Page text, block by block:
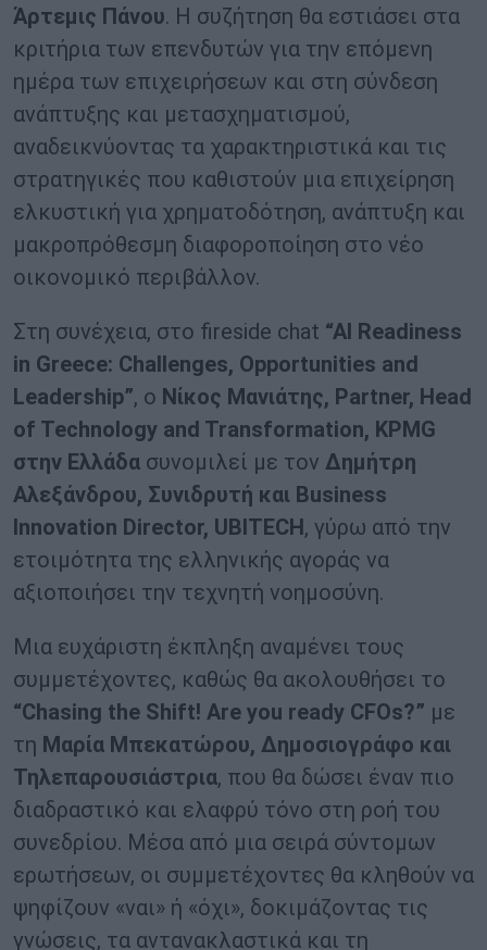
Άρτεμις Πάνου. Η συζήτηση θα εστιάσει στα
κριτήρια των επενδυτών για την επόμενη
ημέρα των επιχειρήσεων και στη σύνδεση
ανάπτυξης και μετασχηματισμού,
αναδεικνύοντας τα χαρακτηριστικά και τις
στρατηγικές που καθιστούν μια επιχείρηση
ελκυστική για χρηματοδότηση, ανάπτυξη και
μακροπρόθεσμη διαφοροποίηση στο νέο
οικονομικό περιβάλλον.
Στη συνέχεια, στο fireside chat “AI Readiness
in Greece: Challenges, Opportunities and
Leadership”, ο Νίκος Μανιάτης, Partner, Head
of Technology and Transformation, KPMG
στην Ελλάδα συνομιλεί με τον Δημήτρη
Αλεξάνδρου, Συνιδρυτή και Business
Innovation Director, UBITECH , γύρω από την
ετοιμότητα της ελληνικής αγοράς να
αξιοποιήσει την τεχνητή νοημοσύνη.
Μια ευχάριστη έκπληξη αναμένει τους
συμμετέχοντες, καθώς θα ακολουθήσει το
“Chasing the Shift! Are you ready CFOs?” με
τη Μαρία Μπεκατώρου, Δημοσιογράφο και
Τηλεπαρουσιάστρια, που θα δώσει έναν πιο
διαδραστικό και ελαφρύ τόνο στη ροή του
συνεδρίου. Μέσα από μια σειρά σύντομων
ερωτήσεων, οι συμμετέχοντες θα κληθούν να
ψηφίζουν «ναι» ή «όχι», δοκιμάζοντας τις
γνώσεις, τα αντανακλαστικά και τη